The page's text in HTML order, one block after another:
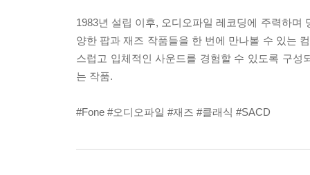
1983년 설립 이후, 오디오파일 레코딩에 주력하며
양한 팝과 재즈 작품들을 한 번에 만나볼 수 있는
스럽고 입체적인 사운드를 경험할 수 있도록 구
는 작품.
#Fone #오디오파일 #재즈 #클래식 #SACD